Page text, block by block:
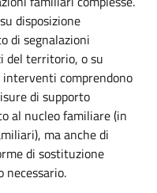
disposizione
di segnalazioni
del territorio, o su
comprendono
di supporto
al nucleo familiare (in
ma anche di
di sostituzione
necessario.